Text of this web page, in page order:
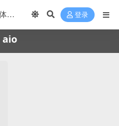
登录
aio